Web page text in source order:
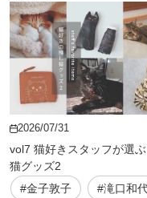
2026/07/31
vol7 猫好きスタッフが選
猫グッズ2
#金子敦子
#滝口和